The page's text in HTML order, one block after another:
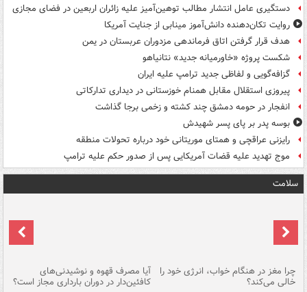
دستگیری عامل انتشار مطالب توهین‌آمیز علیه زائران اربعین در فضای مجازی
روایت تکان‌دهنده دانش‌آموز مینابی از جنایت آمریکا
هدف قرار گرفتن اتاق‌ فرماندهی مزدوران عربستان در یمن
شکست پروژه «خاورمیانه جدید» نتانیاهو
گزافه‌گویی و لفاظی جدید ترامپ علیه ایران
پیروزی استقلال مقابل همنام خوزستانی در دیداری تدارکاتی
انفجار در حومه دمشق چند کشته و زخمی برجا گذاشت
بوسه‌ پدر بر پای پسر شهیدش
رایزنی عراقچی و همتای موریتانی خود درباره تحولات منطقه
موج تهدید علیه قضات آمریکایی پس از صدور حکم علیه ترامپ
سلامت
چرا مغز در هنگام خواب، انرژی خود را
خالی می‌کند؟
آیا مصرف قهوه و نوشیدنی‌های
کافئین‌دار در دوران بارداری مجاز است؟